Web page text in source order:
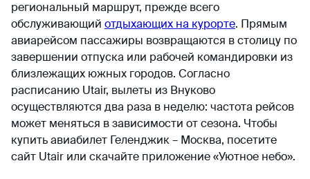
региональный маршрут, прежде всего
обслуживающий отдыхающих на курорте. Прямым
авиарейсом пассажиры возвращаются в столицу по
завершении отпуска или рабочей командировки из
близлежащих южных городов. Согласно
расписанию Utair, вылеты из Внуково
осуществляются два раза в неделю: частота рейсов
может меняться в зависимости от сезона. Чтобы
купить авиабилет Геленджик – Москва, посетите
сайт Utair или скачайте приложение «Уютное небо».